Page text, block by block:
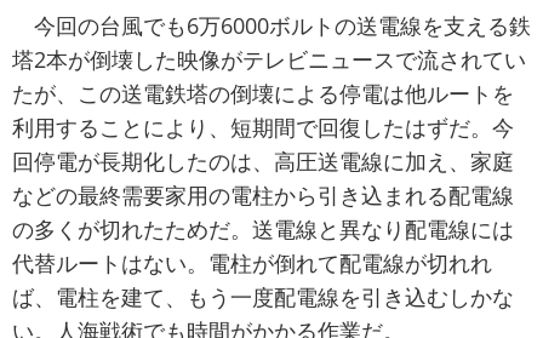
今回の台風でも6万6000ボルトの送電線を支える鉄
塔2本が倒壊した映像がテレビニュースで流されてい
たが、この送電鉄塔の倒壊による停電は他ルートを
利用することにより、短期間で回復したはずだ。今
回停電が長期化したのは、高圧送電線に加え、家庭
などの最終需要家用の電柱から引き込まれる配電線
の多くが切れたためだ。送電線と異なり配電線には
代替ルートはない。電柱が倒れて配電線が切れれ
ば、電柱を建て、もう一度配電線を引き込むしかな
い。人海戦術でも時間がかかる作業だ。